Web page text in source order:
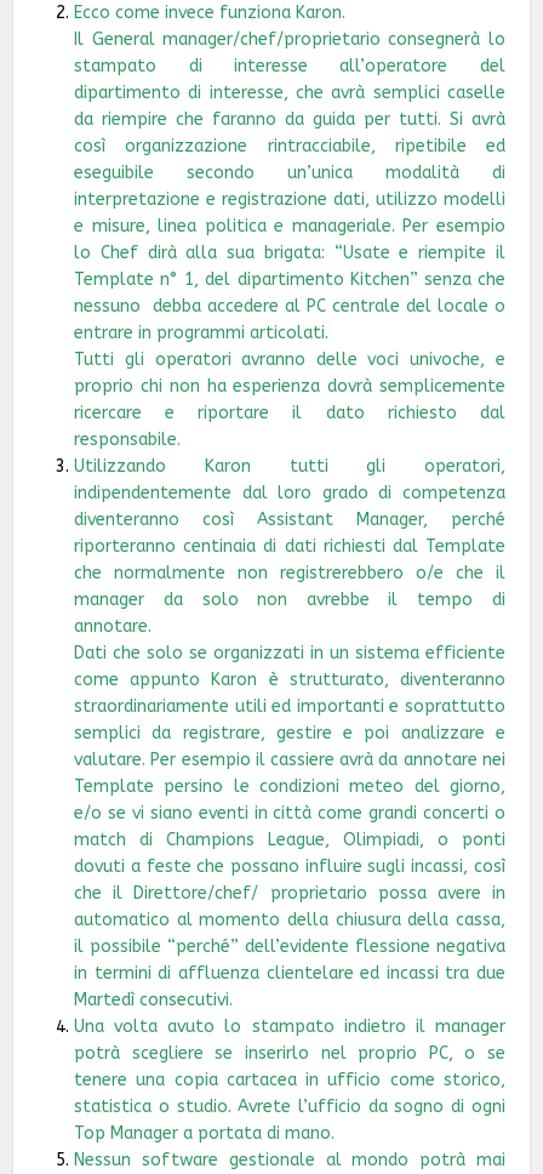
Ecco come invece funziona Karon.
Il General manager/chef/proprietario consegnerà lo
stampato di interesse all’operatore del
dipartimento di interesse, che avrà semplici caselle
da riempire che faranno da guida per tutti. Si avrà
così organizzazione rintracciabile, ripetibile ed
eseguibile secondo un’unica modalità di
interpretazione e registrazione dati, utilizzo modelli
e misure, linea politica e manageriale. Per esempio
lo Chef dirà alla sua brigata: “Usate e riempite il
Template n° 1, del dipartimento Kitchen” senza che
nessuno debba accedere al PC centrale del locale o
entrare in programmi articolati.
Tutti gli operatori avranno delle voci univoche, e
proprio chi non ha esperienza dovrà semplicemente
ricercare e riportare il dato richiesto dal
responsabile.
Utilizzando Karon tutti gli operatori,
indipendentemente dal loro grado di competenza
diventeranno così Assistant Manager, perché
riporteranno centinaia di dati richiesti dal Template
che normalmente non registrerebbero o/e che il
manager da solo non avrebbe il tempo di
annotare.
Dati che solo se organizzati in un sistema efficiente
come appunto Karon è strutturato, diventeranno
straordinariamente utili ed importanti e soprattutto
semplici da registrare, gestire e poi analizzare e
valutare. Per esempio il cassiere avrà da annotare nei
Template persino le condizioni meteo del giorno,
e/o se vi siano eventi in città come grandi concerti o
match di Champions League, Olimpiadi, o ponti
dovuti a feste che possano influire sugli incassi, così
che il Direttore/chef/ proprietario possa avere in
automatico al momento della chiusura della cassa,
il possibile “perché” dell’evidente flessione negativa
in termini di affluenza clientelare ed incassi tra due
Martedì consecutivi.
Una volta avuto lo stampato indietro il manager
potrà scegliere se inserirlo nel proprio PC, o se
tenere una copia cartacea in ufficio come storico,
statistica o studio. Avrete l’ufficio da sogno di ogni
Top Manager a portata di mano.
Nessun software gestionale al mondo potrà mai